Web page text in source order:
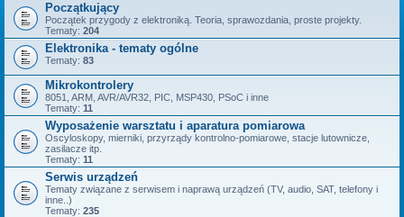
Początkujący
Początek przygody z elektroniką. Teoria, sprawozdania, proste projekty.
Tematy: 204
Elektronika - tematy ogólne
Tematy: 83
Mikrokontrolery
8051, ARM, AVR/AVR32, PIC, MSP430, PSoC i inne
Tematy: 11
Wyposażenie warsztatu i aparatura pomiarowa
Oscyloskopy, mierniki, przyrządy kontrolno-pomiarowe, stacje lutownicze,
zasilacze itp.
Tematy: 11
Serwis urządzeń
Tematy związane z serwisem i naprawą urządzeń (TV, audio, SAT, telefony i
inne..)
Tematy: 235